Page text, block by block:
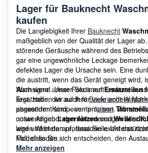
Lager für Bauknecht
kaufen
Die Langlebigkeit Ihrer Bauknecht
maßgeblich von der Qualität der Lager
störende Geräusche während des
gar eine ungewöhnliche Leckage
defektes Lager die Ursache sein. Eine
die austritt, wenn das Gerät geneigt wird,
Warnsignal. Unser Sortiment umfasst
Ersatzteile, die auf IhreBauknecht
abgestimmt sind – von präzisen
notwendigenLagersätzenund
legen Wert darauf, dass Sie exakt das
Modell finden.
Auch wenn unser Fokus aufErsatzteilen
liegt, haben wir auch für viele andere
passenden Komponentenparat. Wir
unser Angebot den Anforderungen aller
wird und bieten professionelle
Fall, dass Sie sich entscheiden, den
vorzunehmen, stehen Ihnen unsere
Mehr anzeigen